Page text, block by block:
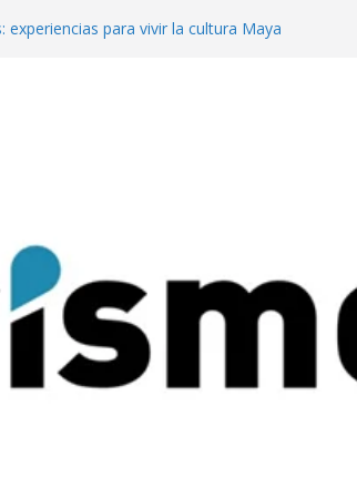
experiencias para vivir la cultura Maya